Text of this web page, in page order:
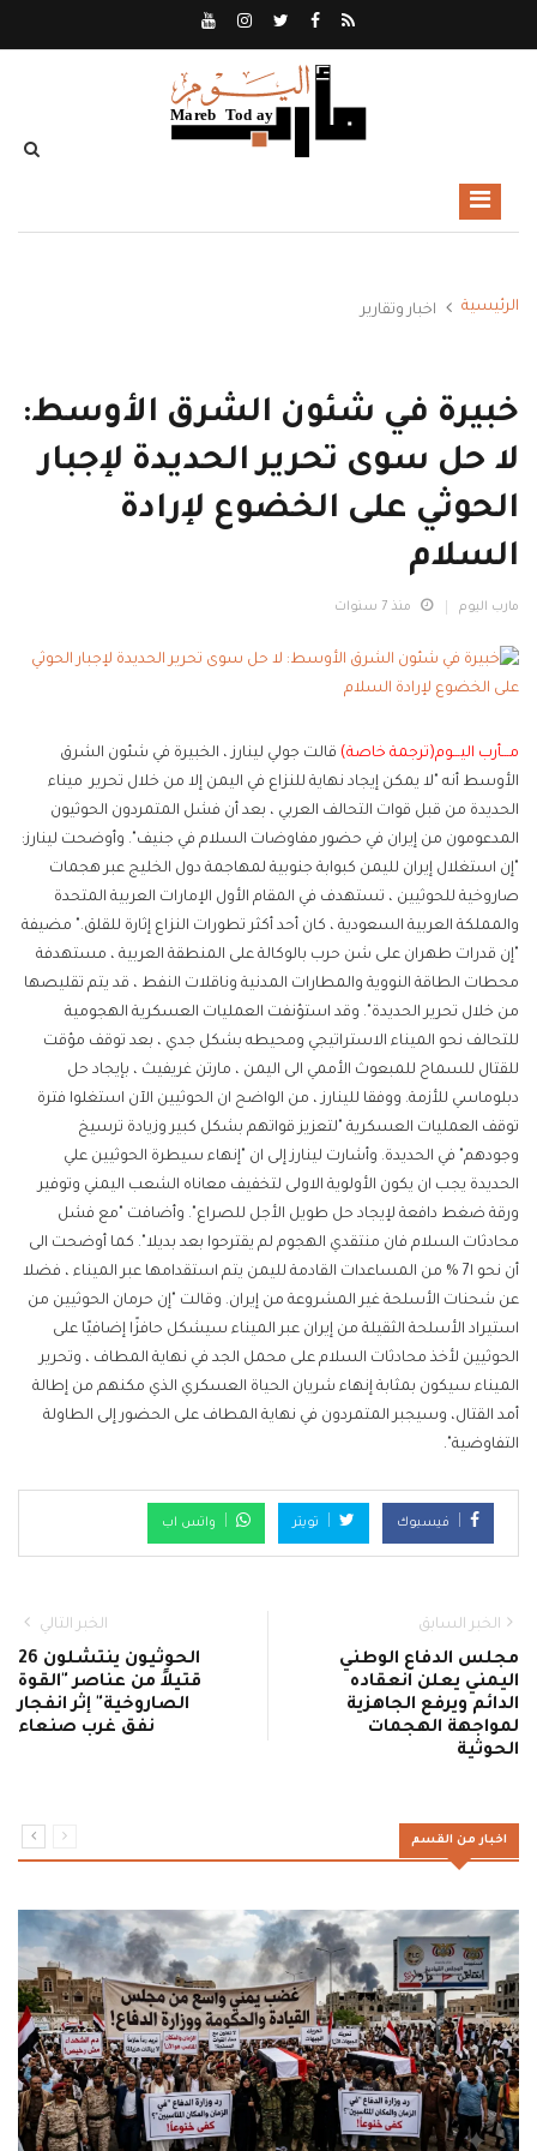
الرئيسية اخبار وتقارير
خبيرة في شئون الشرق الأوسط:
لا حل سوى تحرير الحديدة لإجبار
الحوثي على الخضوع لإرادة
السلام
مارب اليوم منذ 7 سنوات
مـــأرب اليـــوم(ترجمة خاصة) قالت جولي لينارز ، الخبيرة في شئون الشرق
الأوسط أنه "لا يمكن إيجاد نهاية للنزاع في اليمن إلا من خلال تحرير ميناء
الحديدة من قبل قوات التحالف العربي ، بعد أن فشل المتمردون الحوثيون
المدعومون من إيران في حضور مفاوضات السلام في جنيف". وأوضحت لينارز:
"إن استغلال إيران لليمن كبوابة جنوبية لمهاجمة دول الخليج عبر هجمات
صاروخية للحوثيين ، تستهدف في المقام الأول الإمارات العربية المتحدة
والمملكة العربية السعودية ، كان أحد أكثر تطورات النزاع إثارة للقلق." مضيفة
"إن قدرات طهران على شن حرب بالوكالة على المنطقة العربية ، مستهدفة
محطات الطاقة النووية والمطارات المدنية وناقلات النفط ، قد يتم تقليصها
من خلال تحرير الحديدة". وقد استؤنفت العمليات العسكرية الهجومية
للتحالف نحو الميناء الاستراتيجي ومحيطه بشكل جدي ، بعد توقف مؤقت
للقتال للسماح للمبعوث الأممي الى اليمن ، مارتن غريفيث ، بإيجاد حل
دبلوماسي للأزمة. ووفقا للينارز ، من الواضح ان الحوثيين الآن استغلوا فترة
توقف العمليات العسكرية "لتعزيز قواتهم بشكل كبير وزيادة ترسيخ
وجودهم" في الحديدة. وأشارت لينارز إلى ان "إنهاء سيطرة الحوثيين علي
الحديدة يجب ان يكون الأولوية الاولى لتخفيف معاناه الشعب اليمني وتوفير
ورقة ضغط دافعة لإيجاد حل طويل الأجل للصراع". وأضافت "مع فشل
محادثات السلام فان منتقدي الهجوم لم يقترحوا بعد بديلا". كما أوضحت الى
أن نحو ا7 % من المساعدات القادمة لليمن يتم استقدامها عبر الميناء ، فضلا
عن شحنات الأسلحة غير المشروعة من إيران. وقالت "إن حرمان الحوثيين من
استيراد الأسلحة الثقيلة من إيران عبر الميناء سيشكل حافزًا إضافيًا على
الحوثيين لأخذ محادثات السلام على محمل الجد في نهاية المطاف ، وتحرير
الميناء سيكون بمثابة إنهاء شريان الحياة العسكري الذي مكنهم من إطالة
أمد القتال، وسيجبر المتمردون في نهاية المطاف على الحضور إلى الطاولة
التفاوضية".
فيسبوك تويتر واتس اب
الخبر السابق
مجلس الدفاع الوطني
اليمني يعلن انعقاده
الدائم ويرفع الجاهزية
لمواجهة الهجمات
الحوثية
الخبر التالي
الحوثيون ينتشلون 26
قتيلاً من عناصر "القوة
الصاروخية" إثر انفجار
نفق غرب صنعاء
اخبار من القسم